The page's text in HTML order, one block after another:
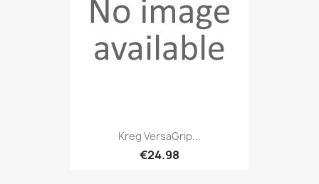
Kreg VersaGrip...
€24.98